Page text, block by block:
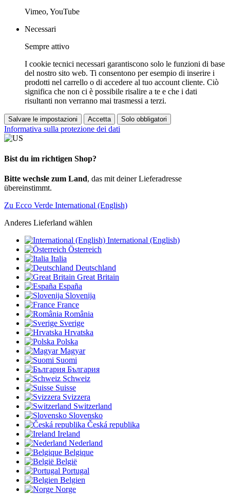
Vimeo, YouTube
Necessari
Sempre attivo
I cookie tecnici necessari garantiscono solo le funzioni di base
del nostro sito web. Ti consentono per esempio di inserire i
prodotti nel carrello o di accedere al tuo account cliente. Ciò
significa che non ci è possibile risalire a te e che i dati
risultanti non verranno mai trasmessi a terzi.
Salvare le impostazioni Accetta Solo obbligatori
Informativa sulla protezione dei dati
Bist du im richtigen Shop?
Bitte wechsle zum Land, das mit deiner Lieferadresse
übereinstimmt.
Zu Ecco Verde International (English)
Anderes Lieferland wählen
International (English)
Österreich
Italia
Deutschland
Great Britain
España
Slovenija
France
România
Sverige
Hrvatska
Polska
Magyar
Suomi
България
Schweiz
Suisse
Svizzera
Switzerland
Slovensko
Česká republika
Ireland
Nederland
Belgique
België
Portugal
Belgien
Norge